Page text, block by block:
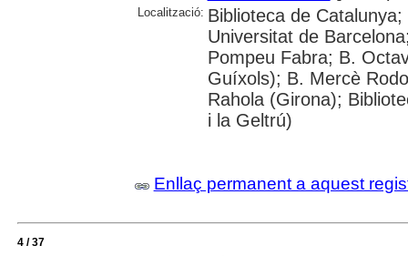
Localització: Biblioteca de
Universitat de
Pompeu Fabra; B.
Guíxols); B. Mercè
Rahola (Girona);
i la Geltrú)
Enllaç permanent a aquest
4 / 37